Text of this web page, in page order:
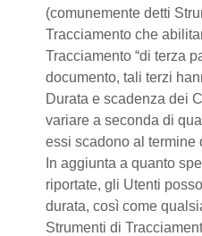
(comunemente detti
Tracciamento che
Tracciamento “di terza
documento, tali terzi
Durata e scadenza dei
variare a seconda di
essi scadono al termine
In aggiunta a quanto
riportate, gli Utenti
durata, così come
Strumenti di